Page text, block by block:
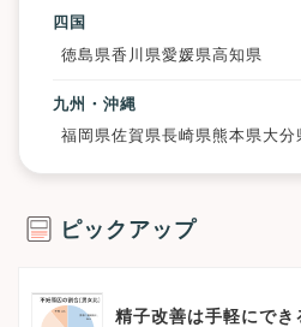
四国
徳島県香川県愛媛県高知県
九州・沖縄
福岡県佐賀県長崎県熊本県大分
ピックアップ
精子改善は手軽にで